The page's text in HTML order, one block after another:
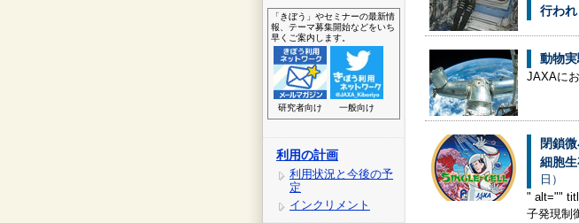
「きぼう」やセミナーの最新情
報、テーマ募集開始などをいち
早くご案内します。
研究者向け 一般向け
利用の計画
利用状況と今後の予
定
インクリメント
行われ
動物
JAXAに
閉鎖
細胞
日）
" alt=""
子発現制